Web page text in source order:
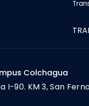
Colchagua
I-90. KM 3, San